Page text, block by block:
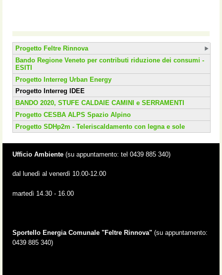
Progetto Feltre Rinnova
Bando Regione Veneto per contributi riduzione dei consumi -
ESITI
Progetto Interreg Urban Energy
Progetto Interreg IDEE
BANDO 2020, STUFE CALDAIE CAMINI e SERRAMENTI
Progetto CESBA ALPS Spazio Alpino
Progetto SDHp2m - Teleriscaldamento con legna e sole
Ufficio Ambiente (su appuntamento: tel 0439 885 340)
dal lunedì al venerdì 10.00-12.00
martedì 14.30 - 16.00
Sportello Energia Comunale "Feltre Rinnova" (su appuntamento:
0439 885 340)